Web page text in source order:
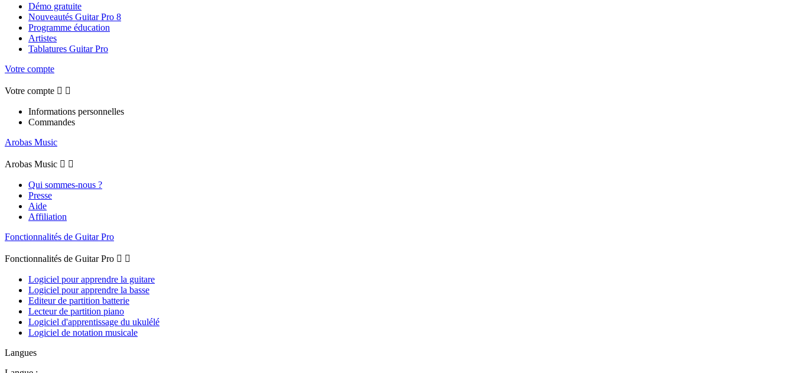
Démo gratuite
Nouveautés Guitar Pro 8
Programme éducation
Artistes
Tablatures Guitar Pro
Votre compte
Votre compte  
Informations personnelles
Commandes
Arobas Music
Arobas Music  
Qui sommes-nous ?
Presse
Aide
Affiliation
Fonctionnalités de Guitar Pro
Fonctionnalités de Guitar Pro  
Logiciel pour apprendre la guitare
Logiciel pour apprendre la basse
Editeur de partition batterie
Lecteur de partition piano
Logiciel d'apprentissage du ukulélé
Logiciel de notation musicale
Langues